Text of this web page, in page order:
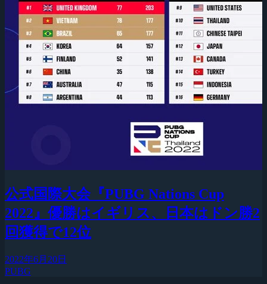
公式国際大会『PUBG Nations Cup
2022』優勝はイギリス、日本はドン勝2
回獲得で12位
2022年6月20日
PUBG